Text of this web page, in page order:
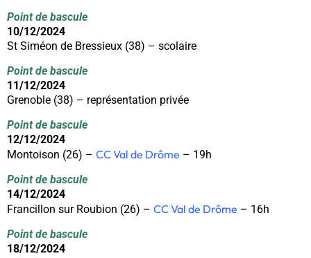
Point de bascule
10/12/2024
St Siméon de Bressieux (38) – scolaire
Point de bascule
11/12/2024
Grenoble (38) – représentation privée
Point de bascule
12/12/2024
Montoison (26) – CC Val de Drôme – 19h
Point de bascule
14/12/2024
Francillon sur Roubion (26) – CC Val de Drôme – 16h
Point de bascule
18/12/2024